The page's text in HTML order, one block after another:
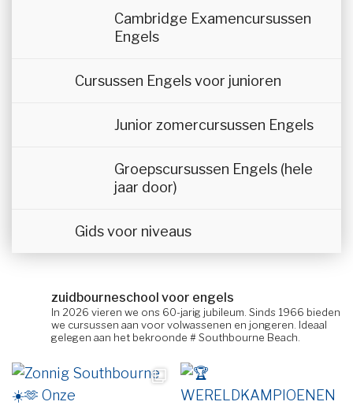
Cambridge Examencursussen
Engels
Cursussen Engels voor junioren
Junior zomercursussen Engels
Groepscursussen Engels (hele
jaar door)
Gids voor niveaus
zuidbourneschool voor engels
In 2026 vieren we ons 60-jarig jubileum. Sinds 1966 bieden
we cursussen aan voor volwassenen en jongeren. Ideaal
gelegen aan het bekroonde # Southbourne Beach.